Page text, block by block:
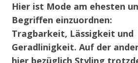
Hier ist Mode am ehesten
Begriffen einzuordnen:
Tragbarkeit, Lässigkeit und
Geradlinigkeit. Auf der